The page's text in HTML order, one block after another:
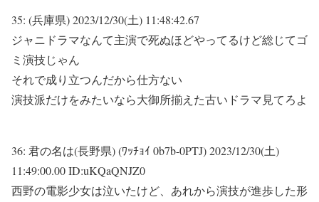
35: (兵庫県)2023/12/30(土) 11:48:42.67
ジャニドラマなんて主演で死ぬほどやってるけど総じてゴ
ミ演技じゃん
それで成り立つんだから仕方ない
演技派だけをみたいなら大御所揃えた古いドラマ見てろよ
36: 君の名は(長野県) (ﾜｯﾁｮｲ 0b7b-0PTJ)2023/12/30(土)
11:49:00.00 ID:uKQaQNJZ0
西野の電影少女は泣いたけど、あれから演技が進歩した形